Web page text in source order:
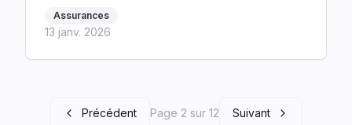
Assurances
13 janv. 2026
Précédent Page 2 sur 12 Suivant